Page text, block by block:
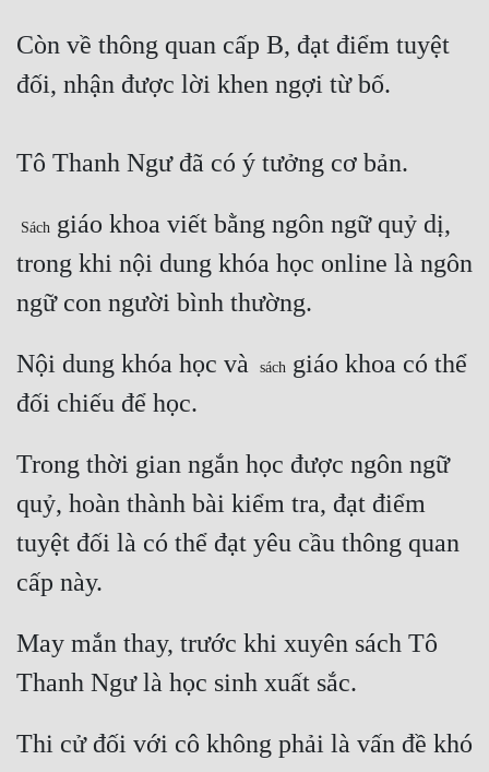
Còn về thông quan cấp B, đạt điểm tuyệt
đối, nhận được lời khen ngợi từ bố.
Tô Thanh Ngư đã có ý tưởng cơ bản.
Sách giáo khoa viết bằng ngôn ngữ quỷ dị,
trong khi nội dung khóa học online là ngôn
ngữ con người bình thường.
Nội dung khóa học và sách giáo khoa có thể
đối chiếu để học.
Trong thời gian ngắn học được ngôn ngữ
quỷ, hoàn thành bài kiểm tra, đạt điểm
tuyệt đối là có thể đạt yêu cầu thông quan
cấp này.
May mắn thay, trước khi xuyên sách Tô
Thanh Ngư là học sinh xuất sắc.
Thi cử đối với cô không phải là vấn đề khó